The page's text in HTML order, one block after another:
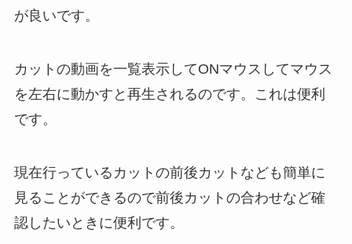
が良いです。
カットの動画を一覧表示してONマウスしてマウス
を左右に動かすと再生されるのです。これは便利
です。
現在行っているカットの前後カットなども簡単に
見ることができるので前後カットの合わせなど確
認したいときに便利です。